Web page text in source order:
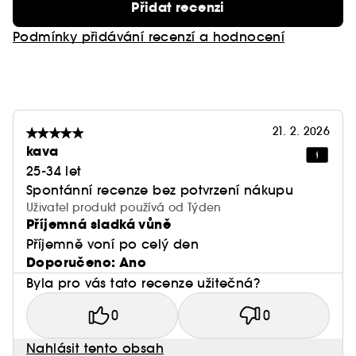
Přidat recenzi
Podmínky přidávání recenzí a hodnocení
21. 2. 2026
kava
25-34 let
Spontánní recenze bez potvrzení nákupu
Uživatel produkt používá od Týden
Příjemná sladká vůně
Příjemně voní po celý den
Doporučeno: Ano
Byla pro vás tato recenze užitečná?
0 0
Nahlásit tento obsah